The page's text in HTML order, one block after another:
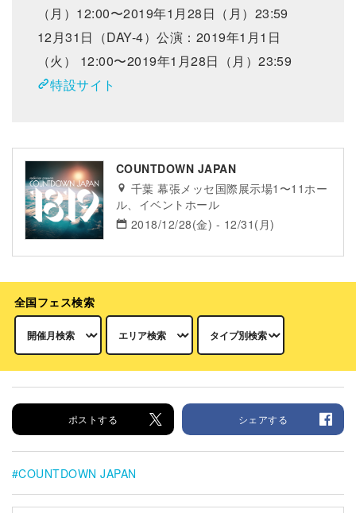
（月）12:00〜2019年1月28日（月）23:59
12月31日（DAY-4）公演：2019年1月1日
（火） 12:00〜2019年1月28日（月）23:59
特設サイト
COUNTDOWN JAPAN
千葉 幕張メッセ国際展示場1〜11ホー
ル、イベントホール
2018/12/28(金) - 12/31(月)
全国フェス検索
ポストする シェアする
COUNTDOWN JAPAN